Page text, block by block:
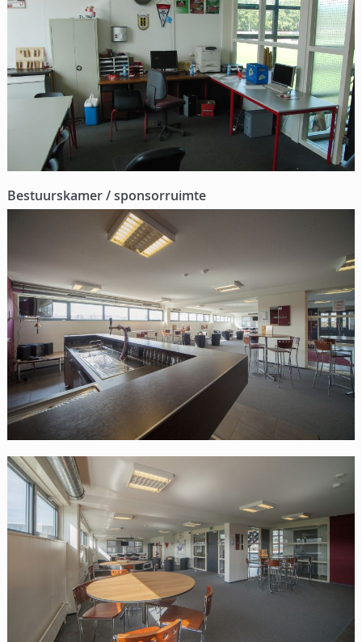
Bestuurskamer / sponsorruimte